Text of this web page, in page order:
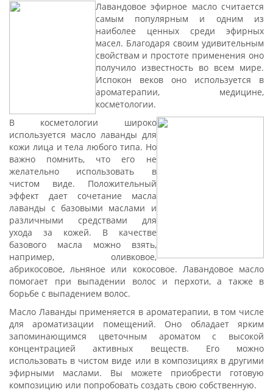
Лавандовое эфирное масло считается
самым популярным и одним из
наиболее ценных среди эфирных
масел. Благодаря своим удивительным
свойствам и простоте применения оно
получило известность во всем мире.
Испокон веков оно используется в
ароматерапии, медицине,
косметологии.
В косметологии широко
используется масло лаванды для
кожи лица и тела любого типа. Но
важно помнить, что его не
желательно использовать в
чистом виде. Положительный
эффект дает сочетание масла
лаванды с базовыми маслами и
различными средствами для
ухода за кожей. В качестве
базового масла можно взять,
например, оливковое,
абрикосовое, льняное или кокосовое. Лавандовое масло
помогает при выпадении волос и перхоти, а также в
борьбе с выпадением волос.
Масло Лаванды применяется в ароматерапии, в том числе
для ароматизации помещений. Оно обладает ярким
запоминающимся цветочным ароматом с высокой
концентрацией активных веществ. Его можно
использовать в чистом виде или в композициях в другими
эфирными маслами. Вы можете приобрести готовую
композицию или попробовать создать свою собственную.